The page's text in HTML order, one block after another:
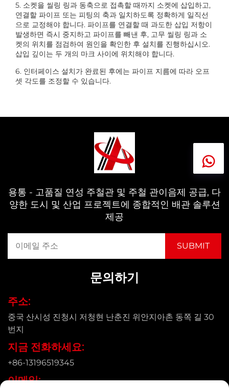
5. 소켓을 씰링 링과 동축으로 접촉할 때까지 소켓에 삽입하고,
연결할 파이프 또는 피팅의 축과 일치하도록 정확하게 일직선
으로 교정해야 합니다. 파이프를 연결할 때 과도한 삽입 저항이
발생하면 즉시 중지하고 파이프를 빼낸 후, 고무 씰링 링과 소
켓의 위치를 점검하여 원인을 확인한 후 설치를 진행하십시오.
삽입 깊이는 두 개의 마크 사이에 위치해야 합니다.
6. 인터페이스 설치가 완료된 후에는 파이프 지름에 따라 오프
셋 각도를 조정할 수 있습니다.
용통 - 고품질 연성 주철관 및 주철 관이음제 공급, 다
양한 도시 및 산업 프로젝트에 종합적인 배관 솔루션
제공
문의하기
주소:
중국 산시성 진청시 저청현 난춘진 위안지아촌 동쪽 길 30
번지
지금 전화하세요:
+86-13196519345
이메일: